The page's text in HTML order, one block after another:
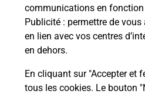
communications en
Publicité : permettre de
en lien avec vos centres
en dehors.
En cliquant sur "Accepter et
tous les cookies. Le bouton
En savoir plus
Questions